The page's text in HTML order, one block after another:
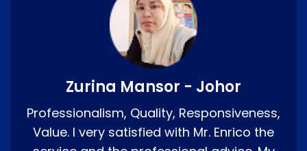
Zurina Mansor - Johor
Professionalism, Quality, Responsiveness,
Value. I very satisfied with Mr. Enrico the